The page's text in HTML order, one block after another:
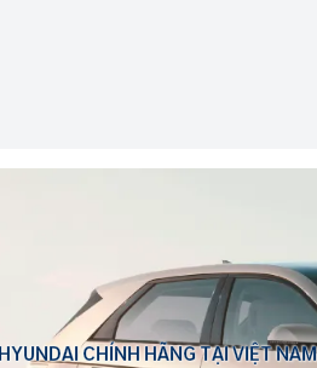
CHÍNH HÃNG TẠI VIỆT NAM